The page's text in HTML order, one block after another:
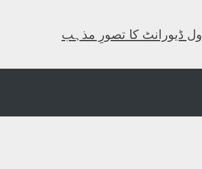
ول ڈیورانٹ کا تصورِ مذہب